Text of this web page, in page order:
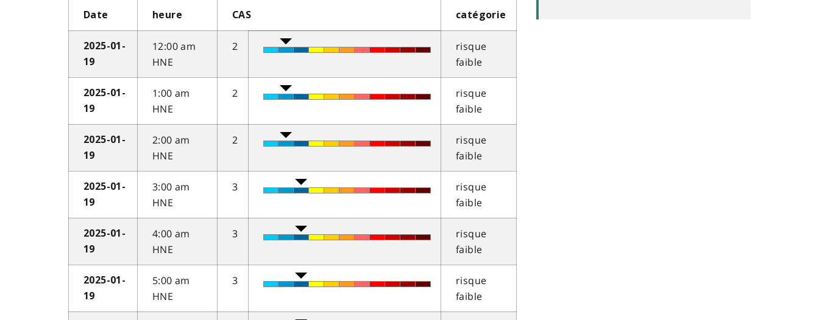
Date heure CAS catégorie
2025-01-
19
12:00 am
HNE
2
risque
faible
2025-01-
19
1:00 am
HNE
2
risque
faible
2025-01-
19
2:00 am
HNE
2
risque
faible
2025-01-
19
3:00 am
HNE
3
risque
faible
2025-01-
19
4:00 am
HNE
3
risque
faible
2025-01-
19
5:00 am
HNE
3
risque
faible